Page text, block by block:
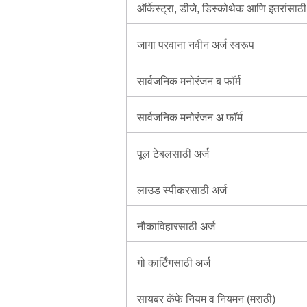
Online Complaint
Tenant Information
Servant Information
ऑर्केस्ट्रा, डीजे, डिस्कोथेक आणि
जागा परवाना नवीन अर्ज स्वरूप
सार्वजनिक मनोरंजन ब फॉर्म
सार्वजनिक मनोरंजन अ फॉर्म
पूल टेबलसाठी अर्ज
लाउड स्पीकरसाठी अर्ज
नौकाविहारसाठी अर्ज
गो कार्टिंगसाठी अर्ज
सायबर कॅफे नियम व नियमन (मराठी)